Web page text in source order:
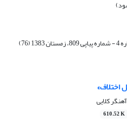
اختلاف»
کلایی
610.52 K